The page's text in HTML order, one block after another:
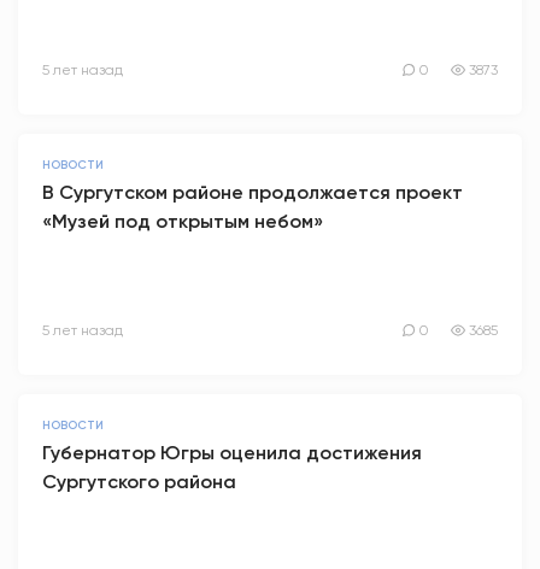
5 лет назад 0 3873
НОВОСТИ
В Сургутском районе продолжается проект
«Музей под открытым небом»
5 лет назад 0 3685
НОВОСТИ
Губернатор Югры оценила достижения
Сургутского района